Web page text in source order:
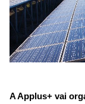
A Applus+ vai